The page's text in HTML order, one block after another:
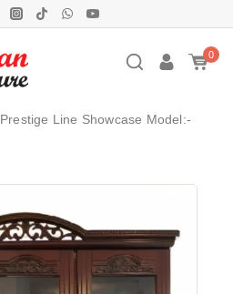
0
Prestige Line Showcase Model:-